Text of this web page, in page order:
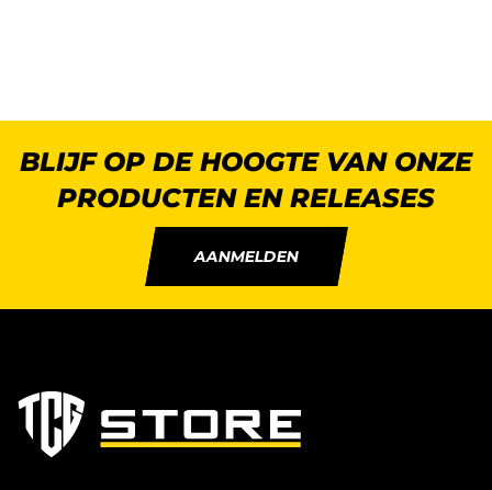
BLIJF OP DE HOOGTE VAN ONZE
PRODUCTEN EN RELEASES
AANMELDEN